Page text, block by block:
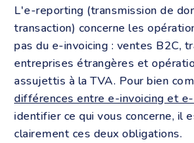
L'e-reporting (transmission de
transaction) concerne les
pas du e-invoicing : ventes B2C,
entreprises étrangères et
assujettis à la TVA. Pour bien
différences entre e-invoicing et
identifier ce qui vous concerne, il
clairement ces deux obligations.